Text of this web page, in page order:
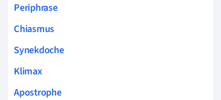
Periphrase
Chiasmus
Synekdoche
Klimax
Apostrophe